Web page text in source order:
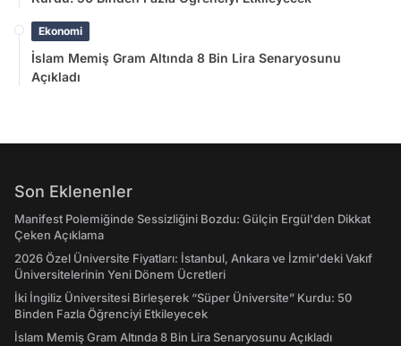
Ekonomi
İslam Memiş Gram Altında 8 Bin Lira Senaryosunu
Açıkladı
Son Eklenenler
Manifest Polemiğinde Sessizliğini Bozdu: Gülçin Ergül'den Dikkat
Çeken Açıklama
2026 Özel Üniversite Fiyatları: İstanbul, Ankara ve İzmir'deki Vakıf
Üniversitelerinin Yeni Dönem Ücretleri
İki İngiliz Üniversitesi Birleşerek “Süper Üniversite” Kurdu: 50
Binden Fazla Öğrenciyi Etkileyecek
İslam Memiş Gram Altında 8 Bin Lira Senaryosunu Açıkladı